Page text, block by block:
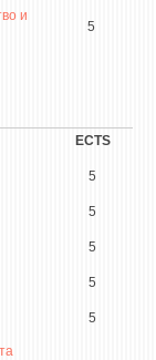
и
5
ECTS
5
5
5
5
5